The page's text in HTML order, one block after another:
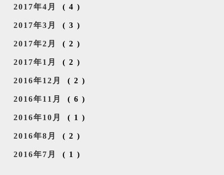
2017年4月 (4)
2017年3月 (3)
2017年2月 (2)
2017年1月 (2)
2016年12月 (2)
2016年11月 (6)
2016年10月 (1)
2016年8月 (2)
2016年7月 (1)